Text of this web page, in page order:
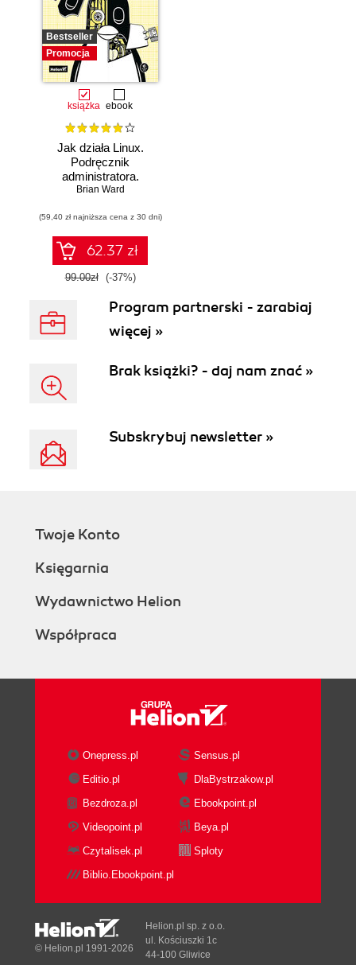
Bestseller
Promocja
książka ebook
Jak działa Linux.
Podręcznik
administratora.
Wydanie III
Brian Ward
(59,40 zł najniższa cena z 30 dni)
62.37 zł
99.00zł (-37%)
Program partnerski - zarabiaj
więcej »
Brak książki? - daj nam znać »
Subskrybuj newsletter »
Twoje Konto
Księgarnia
Wydawnictwo Helion
Współpraca
Onepress.pl
Sensus.pl
Editio.pl
DlaBystrzakow.pl
Bezdroza.pl
Ebookpoint.pl
Videopoint.pl
Beya.pl
Czytalisek.pl
Sploty
Biblio.Ebookpoint.pl
© Helion.pl 1991-2026
Helion.pl sp. z o.o.
ul. Kościuszki 1c
44-100 Gliwice